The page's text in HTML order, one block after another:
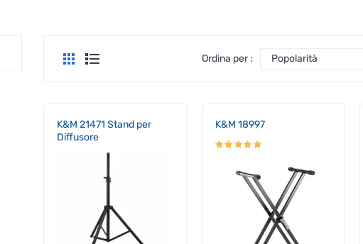
Ordina per : Popolarità
K&M 21471 Stand per
Diffusore
K&M 18997